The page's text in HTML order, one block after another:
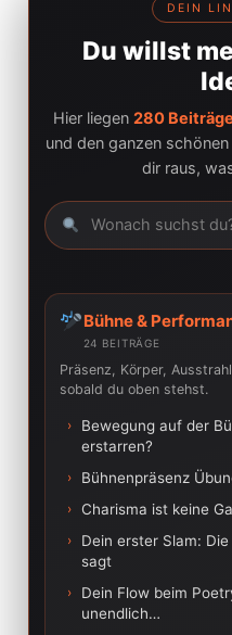
DEIN
Du willst
Hier liegen 280 Beiträge
und den ganzen
dir raus,
Bühne &
24 BEITRÄGE
Präsenz, Körper,
sobald du oben stehst.
›
Bewegung auf der
erstarren?
› Bühnenpräsenz
› Charisma ist keine
›
Dein erster Slam:
sagt
›
Dein Flow beim
unendlich…